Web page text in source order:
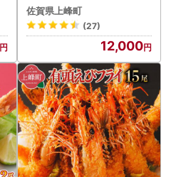
佐賀県上峰町
(27)
12,000